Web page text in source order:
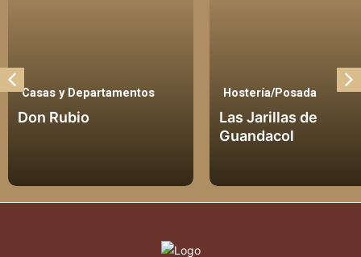
Casas y Departamentos
Don Rubio
Hostería/Posada
Las Jarillas de
Guandacol